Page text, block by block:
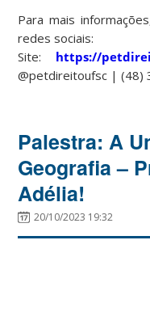
Para mais
redes sociais:
Site: https://
@petdireitoufsc | (48)
Palestra: A
Geografia –
Adélia!
20/10/2023 19:32